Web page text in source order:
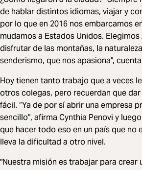
de hablar distintos idiomas, viajar y
por lo que en 2016 nos embarcamos
mudamos a Estados Unidos. Elegimos
disfrutar de las montañas, la
senderismo, que nos apasiona",
Hoy tienen tanto trabajo que a veces
otros colegas, pero recuerdan que
fácil. “Ya de por sí abrir una empresa
sencillo”, afirma Cynthia Penovi y
que hacer todo eso en un país que no
lleva la dificultad a otro nivel.
"Nuestra misión es trabajar para crear